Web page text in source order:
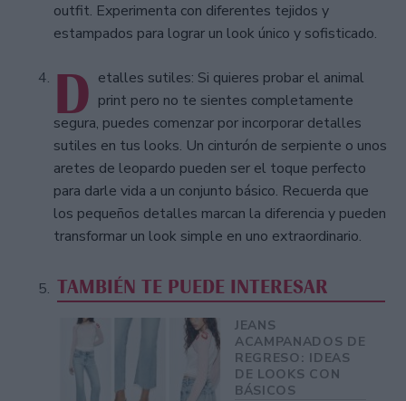
outfit. Experimenta con diferentes tejidos y
estampados para lograr un look único y sofisticado.
D etalles sutiles: Si quieres probar el animal
print pero no te sientes completamente
segura, puedes comenzar por incorporar detalles
sutiles en tus looks. Un cinturón de serpiente o unos
aretes de leopardo pueden ser el toque perfecto
para darle vida a un conjunto básico. Recuerda que
los pequeños detalles marcan la diferencia y pueden
transformar un look simple en uno extraordinario.
TAMBIÉN TE PUEDE INTERESAR
JEANS
ACAMPANADOS DE
REGRESO: IDEAS
DE LOOKS CON
BÁSICOS